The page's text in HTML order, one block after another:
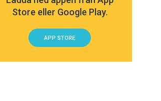
Store eller Google Play.
APP STORE